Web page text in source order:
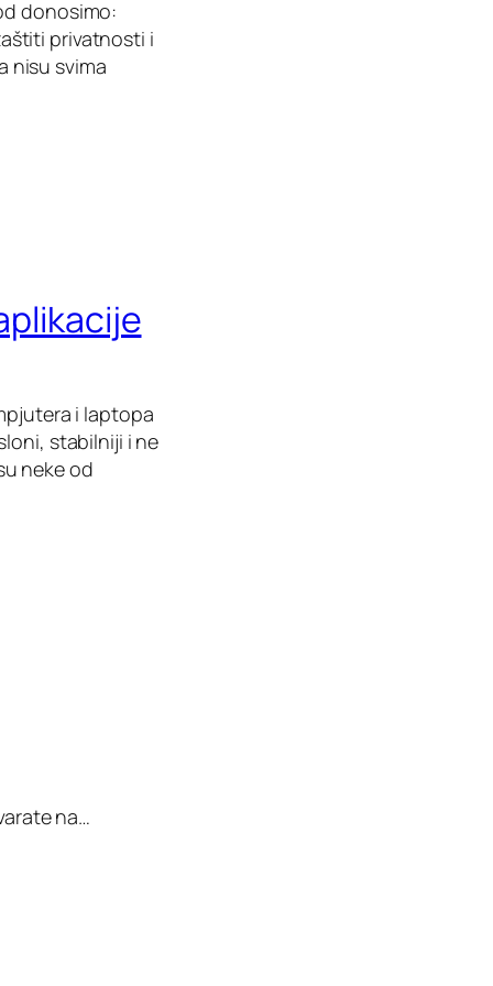
donosimo:
privatnosti i
nisu svima
i laptopa
stabilniji i ne
neke od
na…